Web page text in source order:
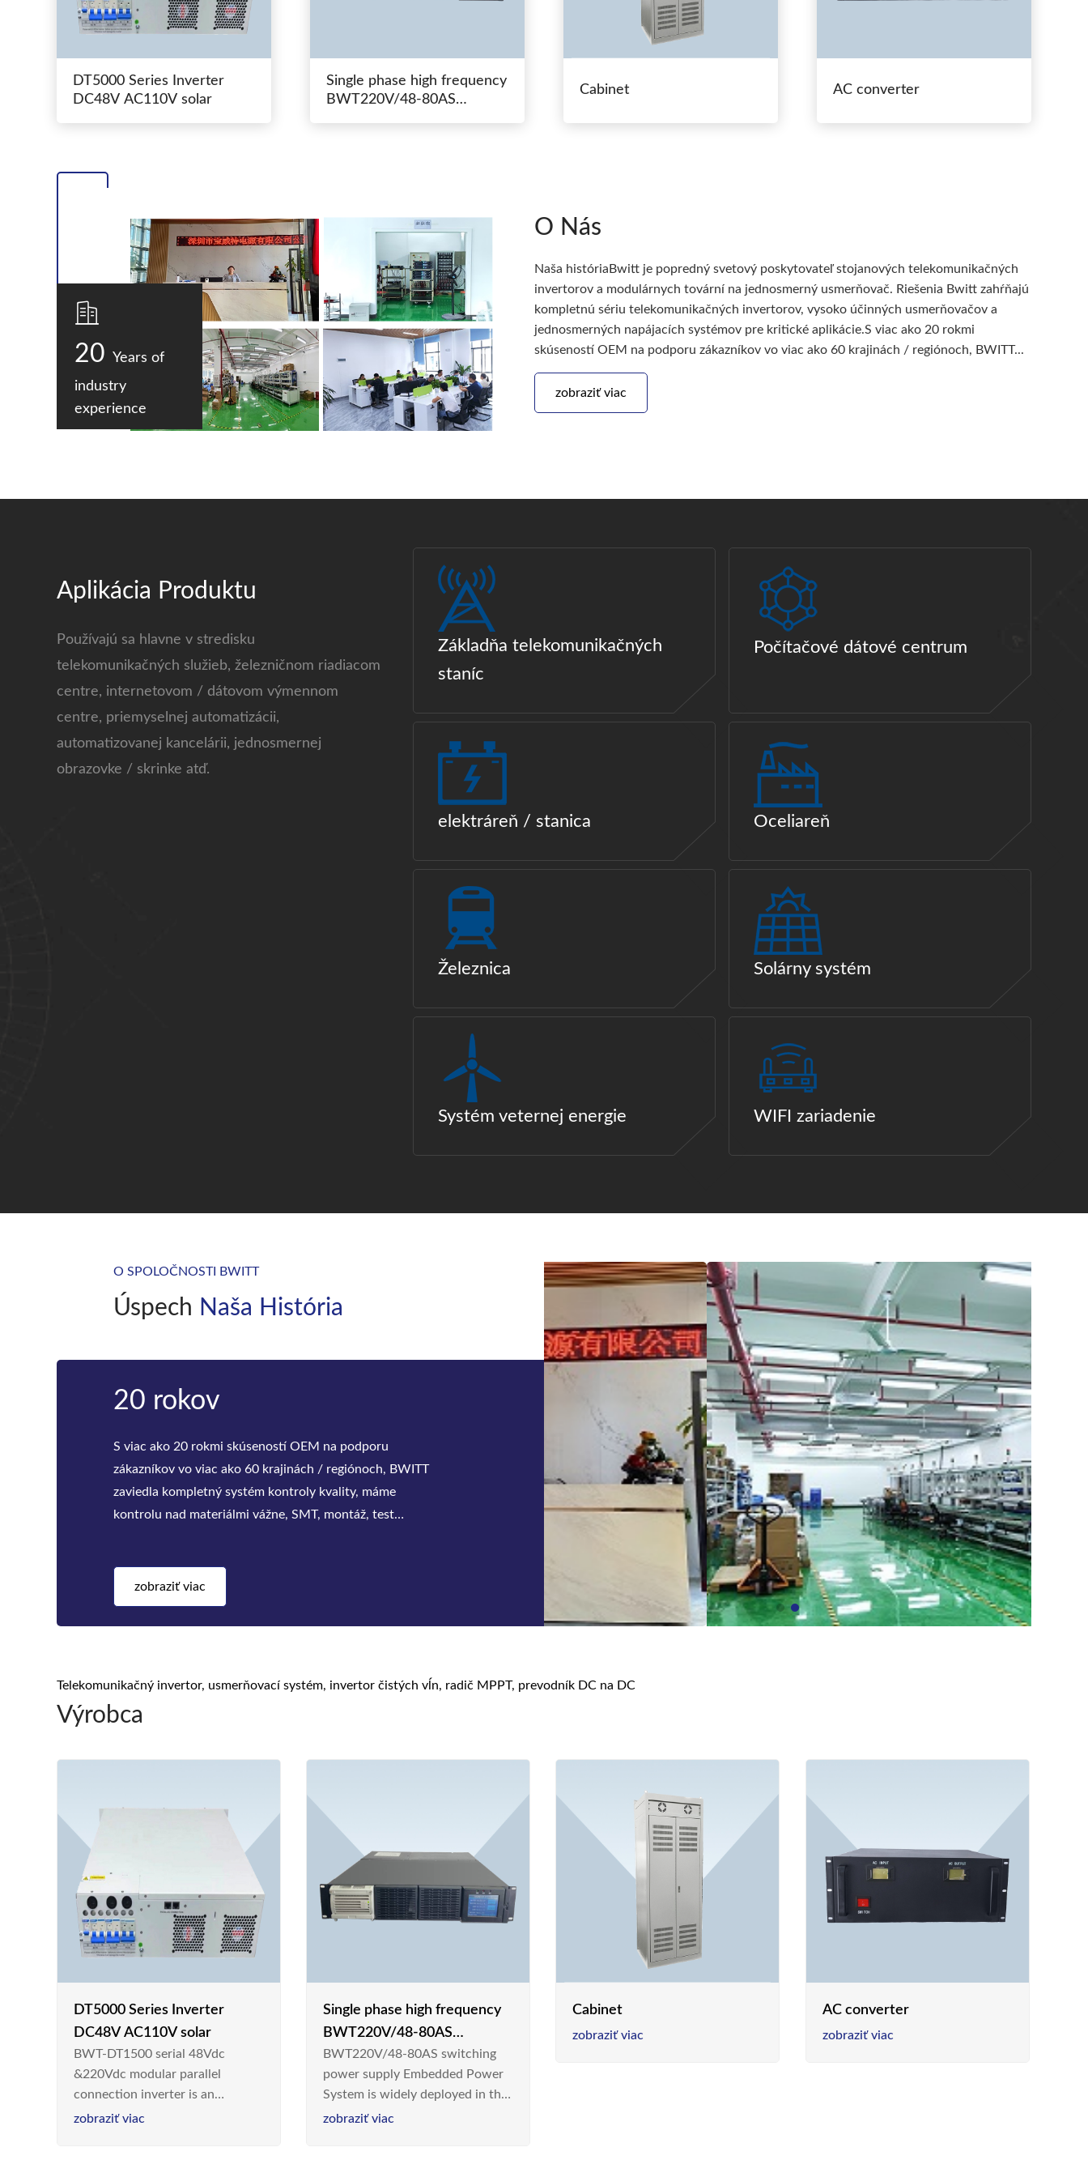
DT5000 Series Inverter
DC48V AC110V solar
Single phase high frequency
BWT220V/48-80AS
Cabinet AC converter
20 Years of
industry
experience
O Nás
Naša históriaBwitt je popredný svetový poskytovateľ stojanových telekomunikačných
invertorov a modulárnych tovární na jednosmerný usmerňovač. Riešenia Bwitt zahŕňajú
kompletnú sériu telekomunikačných invertorov, vysoko účinných usmerňovačov a
jednosmerných napájacích systémov pre kritické aplikácie.S viac ako 20 rokmi
skúseností OEM na podporu zákazníkov vo viac ako 60 krajinách / regiónoch, BWITT...
zobraziť viac
Aplikácia Produktu
Používajú sa hlavne v stredisku
telekomunikačných služieb, železničnom riadiacom
centre, internetovom / dátovom výmennom
centre, priemyselnej automatizácii,
automatizovanej kancelárii, jednosmernej
obrazovke / skrinke atď.
Základňa telekomunikačných
staníc
Počítačové dátové centrum
elektráreň / stanica Oceliareň
Železnica Solárny systém
Systém veternej energie WIFI zariadenie
O SPOLOČNOSTI BWITT
Úspech Naša História
20 rokov
S viac ako 20 rokmi skúseností OEM na podporu
zákazníkov vo viac ako 60 krajinách / regiónoch, BWITT
zaviedla kompletný systém kontroly kvality, máme
kontrolu nad materiálmi vážne, SMT, montáž, test
zobraziť viac
Telekomunikačný invertor, usmerňovací systém, invertor čistých vĺn, radič MPPT, prevodník DC na DC
Výrobca
DT5000 Series Inverter
DC48V AC110V solar
BWT-DT1500 serial 48Vdc
&220Vdc modular parallel
connection inverter is an
inversion device that converts
zobraziť viac
Single phase high frequency
BWT220V/48-80AS
switching power supply
BWT220V/48-80AS switching
power supply Embedded Power
System is widely deployed in the
Telecom/Industrial environment
zobraziť viac
Cabinet
zobraziť viac
AC converter
zobraziť viac